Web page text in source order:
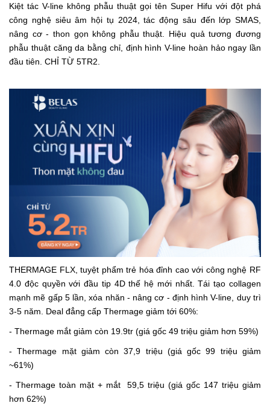
Kiệt tác V-line không phẫu thuật gọi tên Super Hifu với đột phá
công nghệ siêu âm hội tụ 2024, tác động sâu đến lớp SMAS,
nâng cơ - thon gọn không phẫu thuật. Hiệu quả tương đương
phẫu thuật căng da bằng chỉ, định hình V-line hoàn hảo ngay lần
đầu tiên. CHỈ TỪ 5TR2.
THERMAGE FLX, tuyệt phẩm trẻ hóa đỉnh cao với công nghệ RF
4.0 độc quyền với đầu tip 4D thế hệ mới nhất. Tái tạo collagen
mạnh mẽ gấp 5 lần, xóa nhăn - nâng cơ - định hình V-line, duy trì
3-5 năm. Deal đẳng cấp Thermage giảm tới 60%:
- Thermage mắt giảm còn 19.9tr (giá gốc 49 triệu giảm hơn 59%)
- Thermage mặt giảm còn 37,9 triệu (giá gốc 99 triệu giảm
~61%)
- Thermage toàn mặt + mắt 59,5 triệu (giá gốc 147 triệu giảm
hơn 62%)